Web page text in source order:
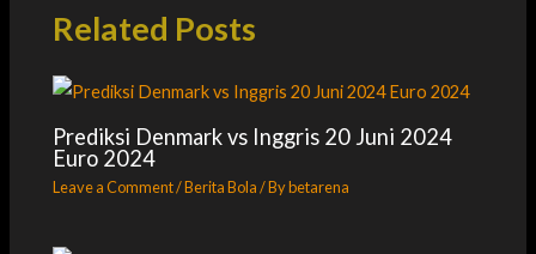
Related Posts
Prediksi Denmark vs Inggris 20 Juni 2024
Euro 2024
Leave a Comment/Berita Bola/ Bybetarena